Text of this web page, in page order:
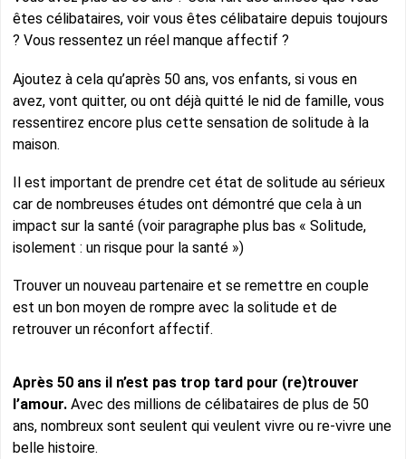
êtes célibataires, voir vous êtes célibataire depuis toujours
? Vous ressentez un réel manque affectif ?
Ajoutez à cela qu’après 50 ans, vos enfants, si vous en
avez, vont quitter, ou ont déjà quitté le nid de famille, vous
ressentirez encore plus cette sensation de solitude à la
maison.
Il est important de prendre cet état de solitude au sérieux
car de nombreuses études ont démontré que cela à un
impact sur la santé (voir paragraphe plus bas « Solitude,
isolement : un risque pour la santé »)
Trouver un nouveau partenaire et se remettre en couple
est un bon moyen de rompre avec la solitude et de
retrouver un réconfort affectif.
Après 50 ans il n’est pas trop tard pour (re)trouver
l’amour. Avec des millions de célibataires de plus de 50
ans, nombreux sont seulent qui veulent vivre ou re-vivre une
belle histoire.